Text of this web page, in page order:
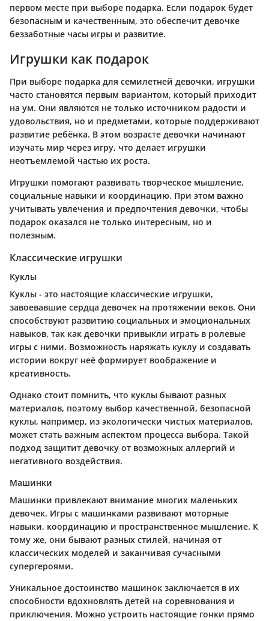
первом месте при выборе подарка. Если подарок будет
безопасным и качественным, это обеспечит девочке
беззаботные часы игры и развитие.
Игрушки как подарок
При выборе подарка для семилетней девочки, игрушки
часто становятся первым вариантом, который приходит
на ум. Они являются не только источником радости и
удовольствия, но и предметами, которые поддерживают
развитие ребёнка. В этом возрасте девочки начинают
изучать мир через игру, что делает игрушки
неотъемлемой частью их роста.
Игрушки помогают развивать творческое мышление,
социальные навыки и координацию. При этом важно
учитывать увлечения и предпочтения девочки, чтобы
подарок оказался не только интересным, но и
полезным.
Классические игрушки
Куклы
Куклы - это настоящие классические игрушки,
завоевавшие сердца девочек на протяжении веков. Они
способствуют развитию социальных и эмоциональных
навыков, так как девочки привыкли играть в ролевые
игры с ними. Возможность наряжать куклу и создавать
истории вокруг неё формирует воображение и
креативность.
Однако стоит помнить, что куклы бывают разных
материалов, поэтому выбор качественной, безопасной
куклы, например, из экологически чистых материалов,
может стать важным аспектом процесса выбора. Такой
подход защитит дeвочку от возможных аллергий и
негативного воздействия.
Машинки
Машинки привлекают внимание многих маленьких
девочек. Игры с машинками развивают моторные
навыки, координацию и пространственное мышление. К
тому же, они бывают разных стилей, начиная от
классических моделей и заканчивая сучасными
супергероями.
Уникальное достоинство машинок заключается в их
способности вдохновлять детей на соревнования и
приключения. Можно устроить настоящие гонки прямо